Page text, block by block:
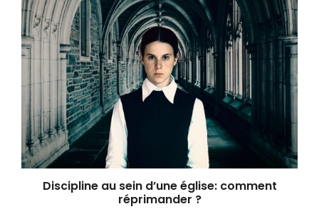
Discipline au sein d’une église: comment
réprimander ?